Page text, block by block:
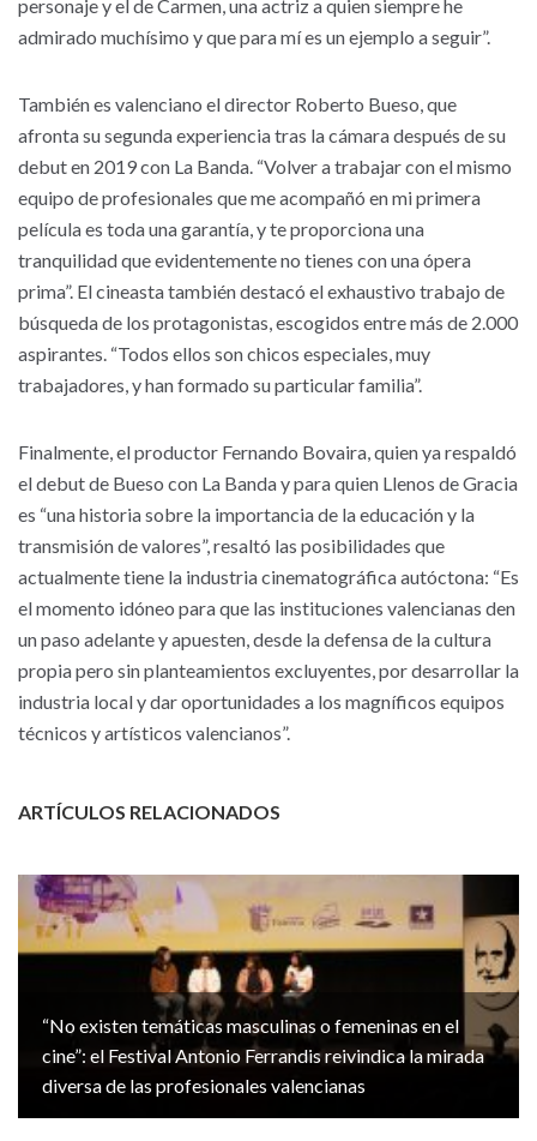
personaje y el de Carmen, una actriz a quien siempre he
admirado muchísimo y que para mí es un ejemplo a seguir”.
También es valenciano el director Roberto Bueso, que
afronta su segunda experiencia tras la cámara después de su
debut en 2019 con La Banda. “Volver a trabajar con el mismo
equipo de profesionales que me acompañó en mi primera
película es toda una garantía, y te proporciona una
tranquilidad que evidentemente no tienes con una ópera
prima”. El cineasta también destacó el exhaustivo trabajo de
búsqueda de los protagonistas, escogidos entre más de 2.000
aspirantes. “Todos ellos son chicos especiales, muy
trabajadores, y han formado su particular familia”.
Finalmente, el productor Fernando Bovaira, quien ya respaldó
el debut de Bueso con La Banda y para quien Llenos de Gracia
es “una historia sobre la importancia de la educación y la
transmisión de valores”, resaltó las posibilidades que
actualmente tiene la industria cinematográfica autóctona: “Es
el momento idóneo para que las instituciones valencianas den
un paso adelante y apuesten, desde la defensa de la cultura
propia pero sin planteamientos excluyentes, por desarrollar la
industria local y dar oportunidades a los magníficos equipos
técnicos y artísticos valencianos”.
ARTÍCULOS RELACIONADOS
“No existen temáticas masculinas o femeninas en el
cine”: el Festival Antonio Ferrandis reivindica la mirada
diversa de las profesionales valencianas